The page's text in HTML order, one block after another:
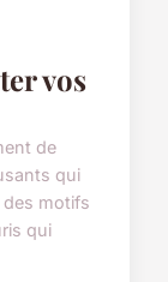
vos
de
qui
motifs
qui